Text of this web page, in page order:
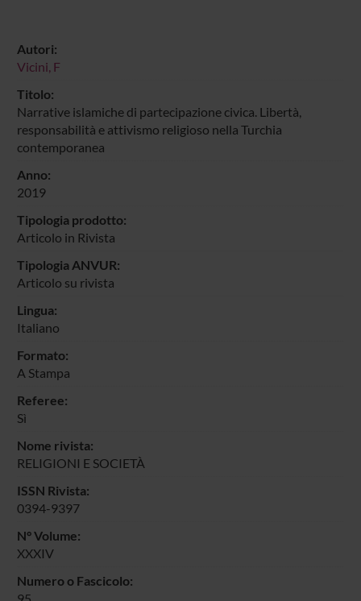
Autori:
Vicini, F
Titolo:
Narrative islamiche di partecipazione civica. Libertà,
responsabilità e attivismo religioso nella Turchia
contemporanea
Anno:
2019
Tipologia prodotto:
Articolo in Rivista
Tipologia ANVUR:
Articolo su rivista
Lingua:
Italiano
Formato:
A Stampa
Referee:
Sì
Nome rivista:
RELIGIONI E SOCIETÀ
ISSN Rivista:
0394-9397
N° Volume:
XXXIV
Numero o Fascicolo: